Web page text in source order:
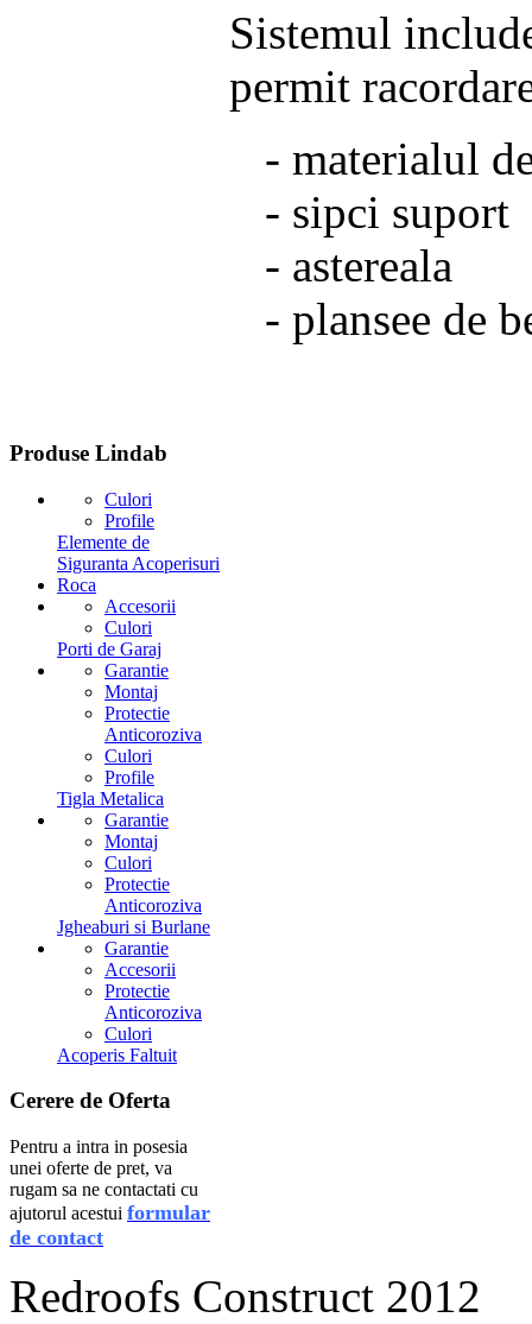
Sistemul
permit
- materialul
- sipci suport
- astereala
- plansee de
Produse Lindab
Culori
Profile
Elemente de
Siguranta Acoperisuri
Roca
Accesorii
Culori
Porti de Garaj
Garantie
Montaj
Protectie
Anticoroziva
Culori
Profile
Tigla Metalica
Garantie
Montaj
Culori
Protectie
Anticoroziva
Jgheaburi si Burlane
Garantie
Accesorii
Protectie
Anticoroziva
Culori
Acoperis Faltuit
Cerere de Oferta
Pentru a intra in posesia
unei oferte de pret, va
rugam sa ne contactati cu
ajutorul acestui formular
de contact
Redroofs Construct 2012